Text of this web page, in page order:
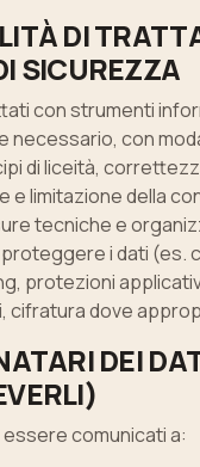
DI
SICUREZZA
con strumenti
necessario, con
di liceità,
e limitazione della
tecniche e
i dati (es.
protezioni
cifratura dove
DEI
comunicati a: